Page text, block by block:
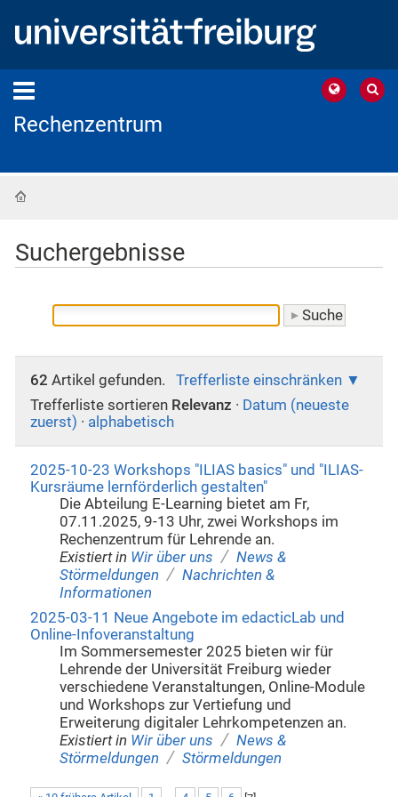
Rechenzentrum
Suchergebnisse
62 Artikel gefunden.
Trefferliste einschränken
Trefferliste sortieren Relevanz · Datum (neueste
zuerst) · alphabetisch
2025-10-23 Workshops "ILIAS basics" und "ILIAS-
Kursräume lernförderlich gestalten"
Die Abteilung E-Learning bietet am Fr,
07.11.2025, 9-13 Uhr, zwei Workshops im
Rechenzentrum für Lehrende an.
Existiert in Wir über uns / News &
Störmeldungen / Nachrichten &
Informationen
2025-03-11 Neue Angebote im edacticLab und
Online-Infoveranstaltung
Im Sommersemester 2025 bieten wir für
Lehrende der Universität Freiburg wieder
verschiedene Veranstaltungen, Online-Module
und Workshops zur Vertiefung und
Erweiterung digitaler Lehrkompetenzen an.
Existiert in Wir über uns / News &
Störmeldungen / Störmeldungen